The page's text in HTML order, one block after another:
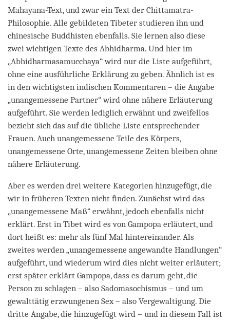
Mahayana-Text, und zwar ein Text der Chittamatra-
Philosophie. Alle gebildeten Tibeter studieren ihn und
chinesische Buddhisten ebenfalls. Sie lernen also diese
zwei wichtigen Texte des Abhidharma. Und hier im
„Abhidharmasamucchaya“ wird nur die Liste aufgeführt,
ohne eine ausführliche Erklärung zu geben. Ähnlich ist es
in den wichtigsten indischen Kommentaren – die Angabe
„unangemessene Partner“ wird ohne nähere Erläuterung
aufgeführt. Sie werden lediglich erwähnt und zweifellos
bezieht sich das auf die übliche Liste entsprechender
Frauen. Auch unangemessene Teile des Körpers,
unangemessene Orte, unangemessene Zeiten bleiben ohne
nähere Erläuterung.
Aber es werden drei weitere Kategorien hinzugefügt, die
wir in früheren Texten nicht finden. Zunächst wird das
„unangemessene Maß“ erwähnt, jedoch ebenfalls nicht
erklärt. Erst in Tibet wird es von Gampopa erläutert, und
dort heißt es: mehr als fünf Mal hintereinander. Als
zweites werden „unangemessene angewandte Handlungen“
aufgeführt, und wiederum wird dies nicht weiter erläutert;
erst später erklärt Gampopa, dass es darum geht, die
Person zu schlagen – also Sadomasochismus – und um
gewalttätig erzwungenen Sex – also Vergewaltigung. Die
dritte Angabe, die hinzugefügt wird – und in diesem Fall ist